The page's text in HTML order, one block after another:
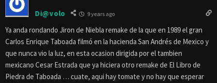
Di@volo 9 years ago
Ya anda rondando Jiron de Niebla remake de la que en 1989 el gran
Carlos Enrique Taboada filmó en la hacienda San Andrés de Mexico y
que nunca vio la luz, en esta ocasion dirigida por el tambien
mexicano Cesar Estrada que ya hiciera otro remake de El Libro de
Piedra de Taboada … cuate, aqui hay tomate y no hay que esperar